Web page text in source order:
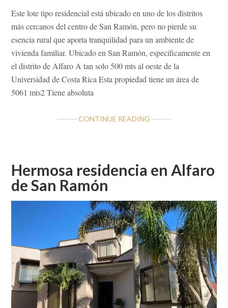
Este lote tipo residencial está ubicado en uno de los distritos
más cercanos del centro de San Ramón, pero no pierde su
esencia rural que aporta tranquilidad para un ambiente de
vivienda familiar. Ubicado en San Ramón, específicamente en
el distrito de Alfaro A tan solo 500 mts al oeste de la
Universidad de Costa Rica Esta propiedad tiene un área de
5061 mts2 Tiene absoluta
CONTINUE READING ABOUT
DE
ALFARO
DE
SAN
RAMÓN
Hermosa residencia en Alfaro
de San Ramón